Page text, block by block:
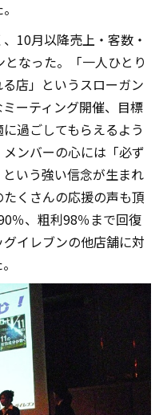
10月以降売上・客数・
なった。「一人ひとり
店」というスローガン
ーティング開催、目標
過ごしてもらえるよう
ンバーの心には「必ず
いう強い信念が生まれ
くさんの応援の声も頂
％、粗利98％まで回復
イレブンの他店舗に対